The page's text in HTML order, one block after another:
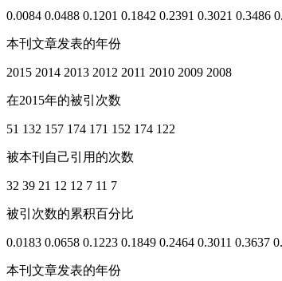
0.0084 0.0488 0.1201 0.1842 0.2391 0.3021 0.3486
本刊文章发表的年份
2015 2014 2013 2012 2011 2010 2009 2008
在2015年的被引次数
51 132 157 174 171 152 174 122
被本刊自己引用的次数
32 39 21 12 12 7 11 7
被引次数的累积百分比
0.0183 0.0658 0.1223 0.1849 0.2464 0.3011 0.3637
本刊文章发表的年份